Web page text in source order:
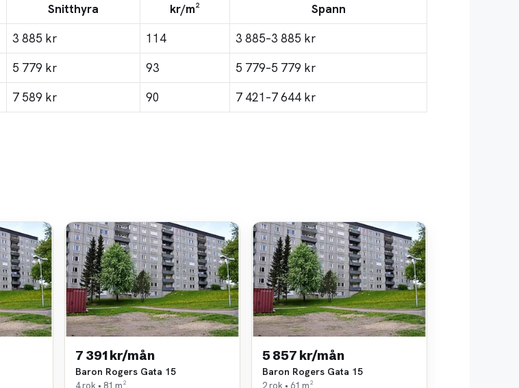
Snitthyra kr/m²
Spann
3 885 kr 114
3 885–3 885 kr
5 779 kr 93
5 779–5 779 kr
7 589 kr 90 7 421–7 644 kr
7 391 kr/mån
Baron Rogers Gata 15
4 rok • 81 m²
5 857 kr/mån
Baron Rogers Gata 15
2 rok • 61 m²